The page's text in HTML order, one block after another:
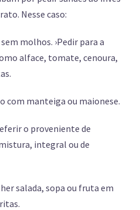
Nesse caso:
molhos. ›Pedir para a
alface, tomate, cenoura,
com manteiga ou maionese.
o proveniente de
integral ou de
salada, sopa ou fruta em